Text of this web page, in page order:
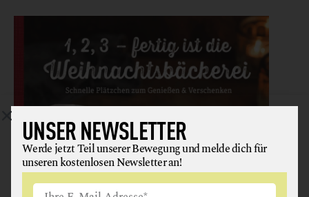
UNSER NEWSLETTER
Werde jetzt Teil unserer Bewegung und melde dich für
unseren kostenlosen Newsletter an!